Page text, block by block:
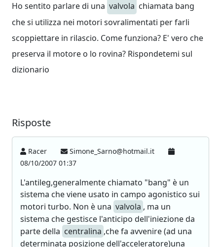
Ho sentito parlare di una valvola chiamata bang
che si utilizza nei motori sovralimentati per farli
scoppiettare in rilascio. Come funziona? E' vero che
preserva il motore o lo rovina? Rispondetemi sul
dizionario
Risposte
Racer
Simone_Sarno@hotmail.it
08/10/2007 01:37
L'antileg,generalmente chiamato "bang" è un
sistema che viene usato in campo agonistico sui
motori turbo. Non è una valvola , ma un
sistema che gestisce l'anticipo dell'iniezione da
parte della centralina ,che fa avvenire (ad una
determinata posizione dell'acceleratore)una